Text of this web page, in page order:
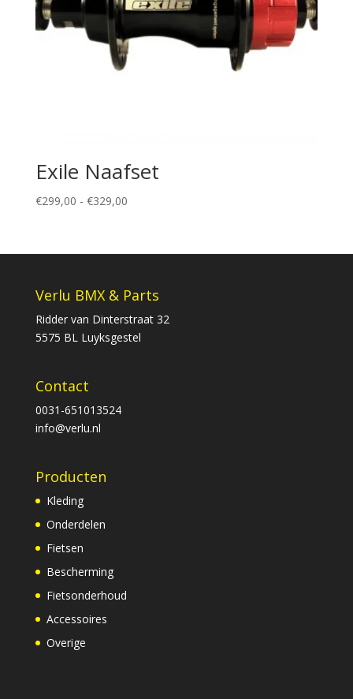
Exile Naafset
€299,00 - €329,00Prijsklasse:
€329,00
Verlu BMX & Parts
Ridder van Dinterstraat 32
5575 BL Luyksgestel
Contact
0031-651013524
info@verlu.nl
Producten
Kleding
Onderdelen
Fietsen
Bescherming
Fietsonderhoud
Accessoires
Overige